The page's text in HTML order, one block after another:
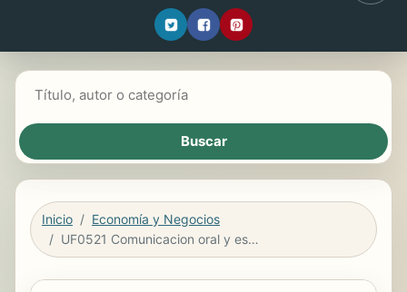
Inicio
Economía y Negocios
UF0521 Comunicacion oral y escrita en la empresa